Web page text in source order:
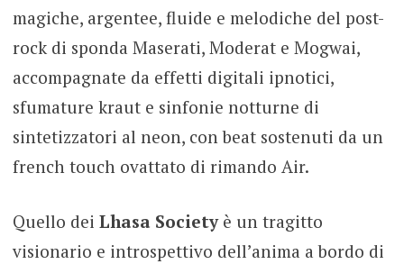
magiche, argentee, fluide e melodiche del post-
rock di sponda Maserati, Moderat e Mogwai,
accompagnate da effetti digitali ipnotici,
sfumature kraut e sinfonie notturne di
sintetizzatori al neon, con beat sostenuti da un
french touch ovattato di rimando Air.
Quello dei Lhasa Societyè un tragitto
visionario e introspettivo dell’anima a bordo di